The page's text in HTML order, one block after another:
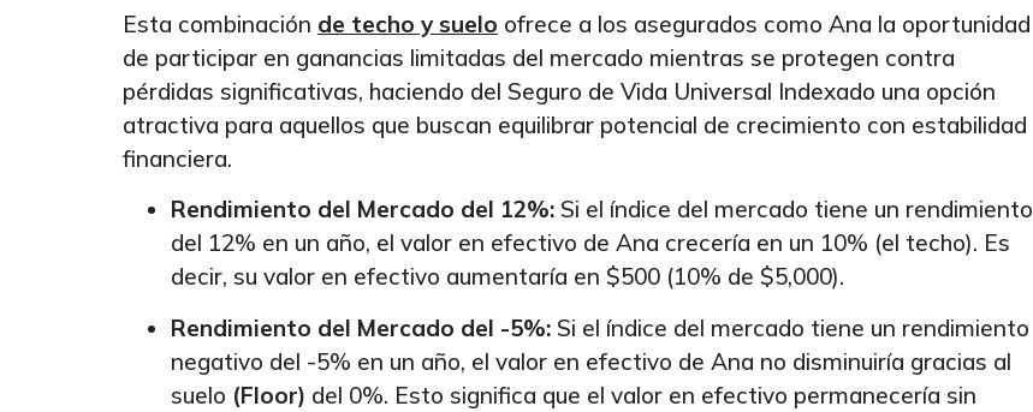
Esta combinación de techo y suelo ofrece a los asegurados como Ana la oportunidad
de participar en ganancias limitadas del mercado mientras se protegen contra
pérdidas significativas, haciendo del Seguro de Vida Universal Indexado una opción
atractiva para aquellos que buscan equilibrar potencial de crecimiento con estabilidad
financiera.
Rendimiento del Mercado del 12%: Si el índice del mercado tiene un rendimiento
del 12% en un año, el valor en efectivo de Ana crecería en un 10% (el techo). Es
decir, su valor en efectivo aumentaría en $500 (10% de $5,000).
Rendimiento del Mercado del -5%: Si el índice del mercado tiene un rendimiento
negativo del -5% en un año, el valor en efectivo de Ana no disminuiría gracias al
suelo (Floor) del 0%. Esto significa que el valor en efectivo permanecería sin